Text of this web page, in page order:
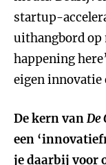
startup-
uithangbord op
happening
eigen innovatie
De kern vanDe
een
je daarbij voor